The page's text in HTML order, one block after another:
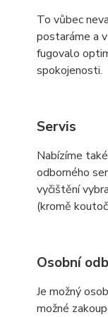
To vůbec
postaráme a
fugovalo
spokojenosti.
Servis
Nabízíme
odborného
vyčištění
(kromě
Osobní
Je možný
možné